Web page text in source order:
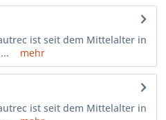
ist seit dem Mittelalter in
mehr
ist seit dem Mittelalter in